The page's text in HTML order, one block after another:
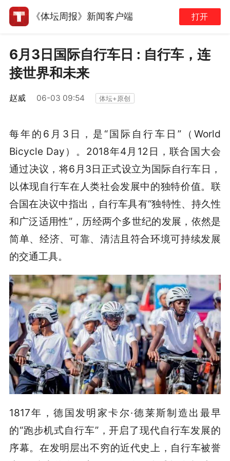
《体坛周报》新闻客户端 打开
6月3日国际自行车日 : 自行车，连
接世界和未来
赵威 06-03 09:54 体坛+原创
每年的6月3日，是“国际自行车日”（World
Bicycle Day）。2018年4月12日，联合国大会
通过决议，将6月3日正式设立为国际自行车日，
以体现自行车在人类社会发展中的独特价值。联
合国在决议中指出，自行车具有“独特性、持久性
和广泛适用性”，历经两个多世纪的发展，依然是
简单、经济、可靠、清洁且符合环境可持续发展
的交通工具。
1817年，德国发明家卡尔·德莱斯制造出最早
的“跑步机式自行车”，开启了现代自行车发展的
序幕。在发明层出不穷的近代史上，自行车被誉